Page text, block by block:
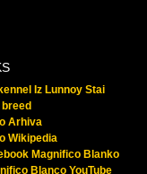
Iz Lunnoy Stai
breed
Arhiva
Wikipedia
Magnifico Blanko
Blanco YouTube